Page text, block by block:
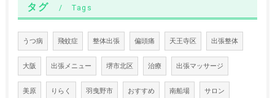
タグ Tags
うつ病 飛蚊症 整体出張 偏頭痛 天王寺区 出張整体
大阪 出張メニュー 堺市北区 治療 出張マッサージ
美原 りらく 羽曳野市 おすすめ 南船場 サロン